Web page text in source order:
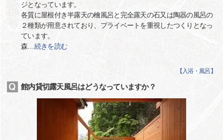
ジとなっています。
各質に屋根付き半露天の檜風呂と完全露天の石又は陶器の風呂の
２種類が用意されており、プライベートを重視したつくりとなっ
ています。
森…続きを読む
【 入浴・風呂 】
館内貸切露天風呂はどうなっていますか？